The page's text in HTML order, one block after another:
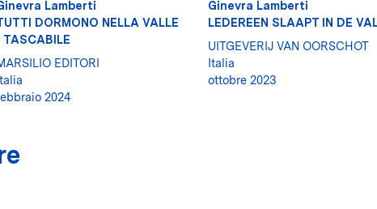
Lamberti
DORMONO NELLA VALLE
TASCABILE
EDITORI
2024
Ginevra Lamberti
LEDEREEN SLAAPT IN DE
UITGEVERIJ VAN OORSCHOT
Italia
ottobre 2023